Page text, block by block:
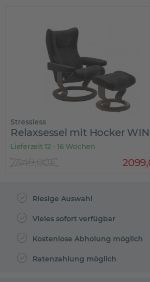
Stressless
Lieferzeit 12 - 16 Wochen
2099,
2449,00€
Riesige Auswahl
Vieles sofort verfügbar
Kostenlose Abholung möglich
Ratenzahlung möglich